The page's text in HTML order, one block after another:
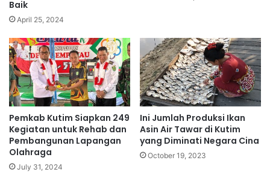
Baik
April 25, 2024
Pemkab Kutim Siapkan 249
Kegiatan untuk Rehab dan
Pembangunan Lapangan
Olahraga
July 31, 2024
Ini Jumlah Produksi Ikan
Asin Air Tawar di Kutim
yang Diminati Negara Cina
October 19, 2023